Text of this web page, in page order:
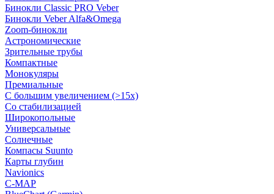
Бинокли Classic PRO Veber
Бинокли Veber Alfa&Omega
Zoom-бинокли
Астрономические
Зрительные трубы
Компактные
Монокуляры
Премиальные
С большим увеличением (>15x)
Со стабилизацией
Широкопольные
Универсальные
Солнечные
Компасы Suunto
Карты глубин
Navionics
C-MAP